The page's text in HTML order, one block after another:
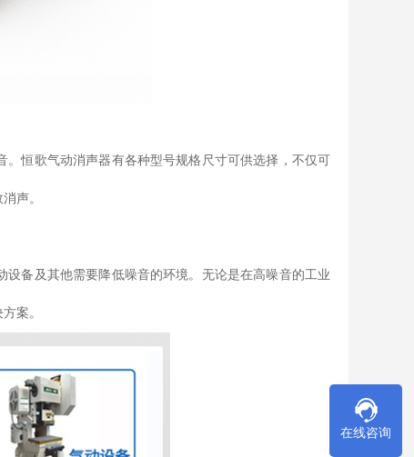
恒歌气动消声器有各种型号规格尺寸可供选择，不仅可
声。
备及其他需要降低噪音的环境。无论是在高噪音的工业
案。
在线咨询